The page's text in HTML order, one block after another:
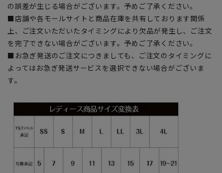
の誤差が生じる場合がございます。予めご了承ください。
■店舗や各モールサイトと商品在庫を共有しております関係
上、ご注文いただいたタイミングにより欠品が発生し、ご注文
を完了できない場合がございます。予めご了承ください。
■お急ぎ発送のご注文につきましても、ご注文のタイミングに
よってはお急ぎ発送サービスを選択できない場合がございま
す。